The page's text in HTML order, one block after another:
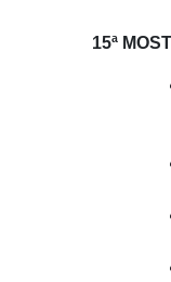
15ª